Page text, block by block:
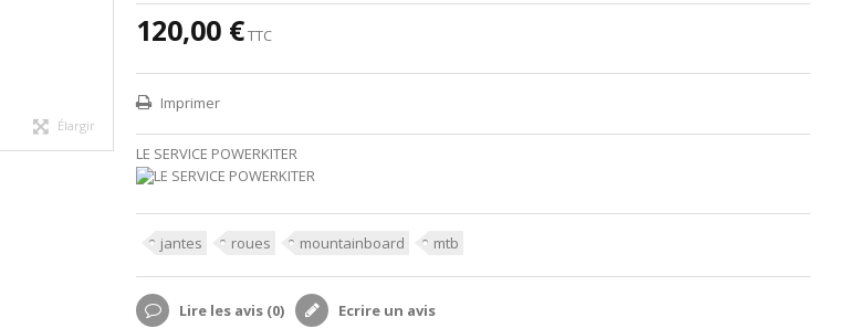
Élargir
120,00 €TTC
Imprimer
LE SERVICE POWERKITER
jantes roues mountainboard mtb
Lire les avis (0) Ecrire un avis